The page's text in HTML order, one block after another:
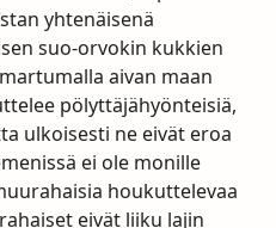
yhtenäisenä
suo-orvokin kukkien
aivan maan
pölyttäjähyönteisiä,
ulkoisesti ne eivät eroa
ei ole monille
houkuttelevaa
eivät liiku lajin